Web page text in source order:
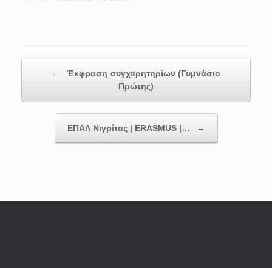
←
Έκφραση συγχαρητηρίων (Γυμνάσιο
Πρώτης)
ΕΠΑΛ Νιγρίτας | ERASMUS |… →